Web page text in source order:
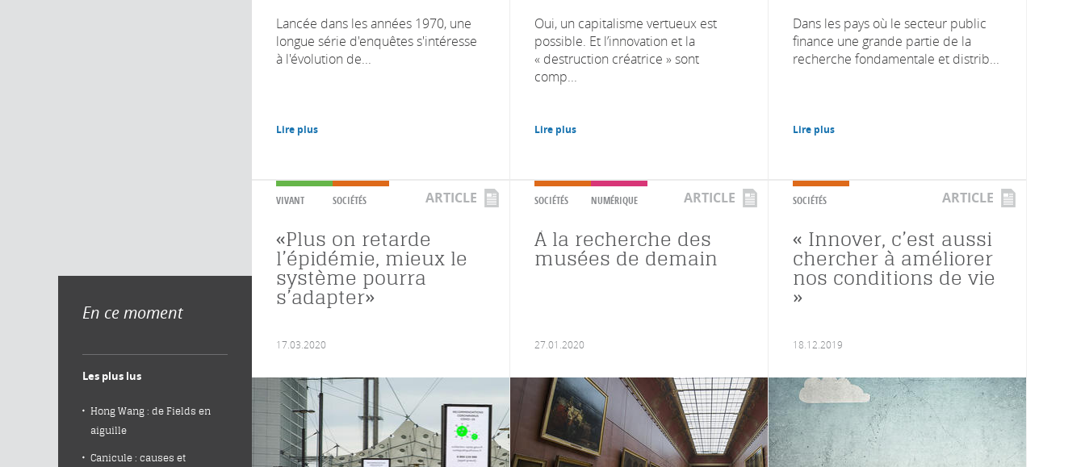
Lancée dans les années 1970, une
longue série d'enquêtes s'intéresse
à l'évolution de...
Lire plus
Oui, un capitalisme vertueux est
possible. Et l’innovation et la
« destruction créatrice » sont
comp...
Lire plus
Dans les pays où le secteur public
finance une grande partie de la
recherche fondamentale et distrib...
Lire plus
VIVANT SOCIÉTÉS ARTICLE
«Plus on retarde
l’épidémie, mieux le
système pourra
s’adapter»
17.03.2020
SOCIÉTÉS NUMÉRIQUE ARTICLE
À la recherche des
musées de demain
27.01.2020
SOCIÉTÉS ARTICLE
« Innover, c’est aussi
chercher à améliorer
nos conditions de vie
»
18.12.2019
En ce moment
Les plus lus
Hong Wang : de Fields en
aiguille
Canicule : causes et